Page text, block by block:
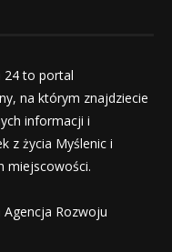
24 to portal
na którym znajdziecie
informacji i
z życia Myślenic i
miejscowości.
Agencja Rozwoju